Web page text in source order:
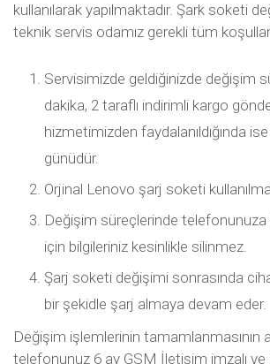
kullanılarak yapılmaktadır. Şark soketi
teknik servis odamız gerekli tüm
Servisimizde geldiğinizde değişim
dakika, 2 taraflı indirimli kargo
hizmetimizden faydalanıldığında
günüdür.
Orjinal Lenovo şarj soketi
Değişim süreçlerinde telefonunuza
için bilgileriniz kesinlikle silinmez.
Şarj soketi değişimi sonrasında
bir şekidle şarj almaya devam eder.
Değişim işlemlerinin tamamlanmasının
telefonunuz 6 ay GSM İletişim imzalı